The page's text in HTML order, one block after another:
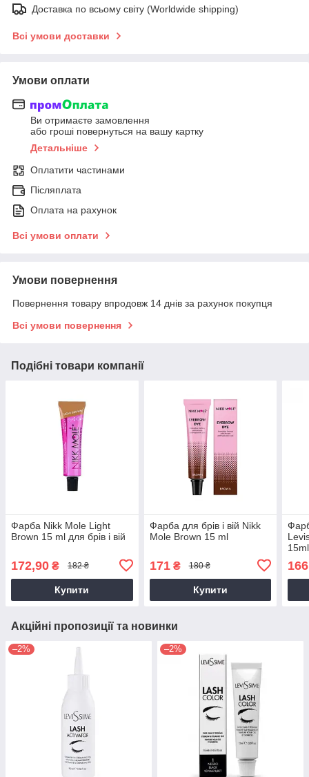
Доставка по всьому світу (Worldwide shipping)
Всі умови доставки
Умови оплати
Ви отримаєте замовлення
або гроші повернуться на вашу картку
Детальніше
Оплатити частинами
Післяплата
Оплата на рахунок
Всі умови оплати
Умови повернення
Повернення товару впродовж 14 днів за рахунок покупця
Всі умови повернення
Подібні товари компанії
Фарба Nikk Mole Light
Brown 15 ml для брів і вій
172,90 ₴ 182 ₴
Купити
Фарбa для брів і вій Nikk
Mole Brown 15 ml
171₴ 180 ₴
Купити
Акційні пропозиції та новинки
–2% –2%